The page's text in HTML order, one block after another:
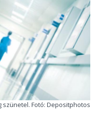
Fotó: Depositphotos